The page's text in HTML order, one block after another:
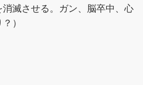
滅させる。ガン、脳卒中、心
）